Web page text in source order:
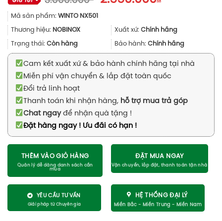
3.000.000₫.là:
2.550.000₫.
Mã sản phẩm: WINTO NX501
Thương hiệu: NOBINOX Xuất xứ: Chính hãng
Trạng thái: Còn hàng Bảo hành: Chính hãng
Cam kết xuất xứ & bảo hành chính hãng tại nhà
Miễn phí vận chuyển & lắp đặt toàn quốc
Đổi trả linh hoạt
Thanh toán khi nhận hàng, hỗ trợ mua trả góp
Chat ngayđể nhận quà tặng !
Đặt hàng ngay ! Ưu đãi có hạn !
THÊM VÀO GIỎ HÀNG ĐẶT MUA NGAY
YÊU CẦU TƯ VẤN HỆ THỐNG ĐẠI LÝ